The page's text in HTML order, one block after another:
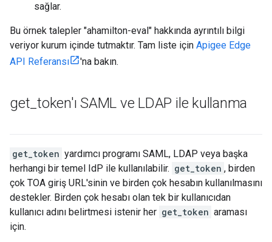
sağlar.
Bu örnek talepler "ahamilton-eval" hakkında ayrıntılı bilgi
veriyor kurum içinde tutmaktır. Tam liste için Apigee Edge
API Referansı
'na bakın.
get _token'ı SAML ve LDAP ile kullanma
get_token yardımcı programı SAML, LDAP veya başka
herhangi bir temel IdP ile kullanılabilir. get_token , birden
çok TOA giriş URL'sinin ve birden çok hesabın kullanılmasını
destekler. Birden çok hesabı olan tek bir kullanıcıdan
kullanıcı adını belirtmesi istenir her get_token araması
için.